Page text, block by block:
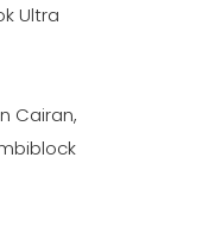
Ultra
Cairan,